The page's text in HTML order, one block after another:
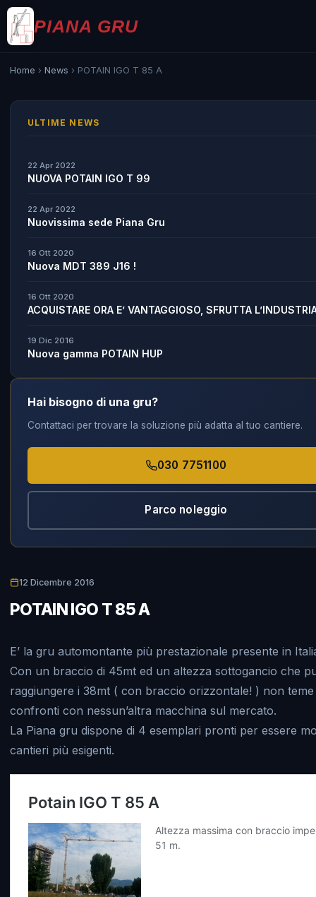
PIANA GRU
Home › News › POTAIN IGO T 85 A
12 Dicembre 2016
POTAIN IGO T 85 A
E’ la gru automontante più prestazionale presente in
Con un braccio di 45mt ed un altezza sottogancio che
raggiungere i 38mt ( con braccio orizzontale! ) non teme
confronti con nessun’altra macchina sul mercato.
La Piana gru dispone di 4 esemplari pronti per essere
cantieri più esigenti.
ULTIME NEWS
22 Apr 2022
NUOVA POTAIN IGO T 99
22 Apr 2022
Nuovissima sede Piana Gru
16 Ott 2020
Nuova MDT 389 J16 !
16 Ott 2020
ACQUISTARE ORA E’ VANTAGGIOSO, SFRUTTA
19 Dic 2016
Nuova gamma POTAIN HUP
Hai bisogno di una gru?
Contattaci per trovare la soluzione più adatta al tuo cantiere.
030 7751100
Parco noleggio